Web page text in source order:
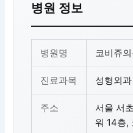
병원 정보
병원명 코비쥬의
진료과목 성형외과
주소
서울 서
워 14층,